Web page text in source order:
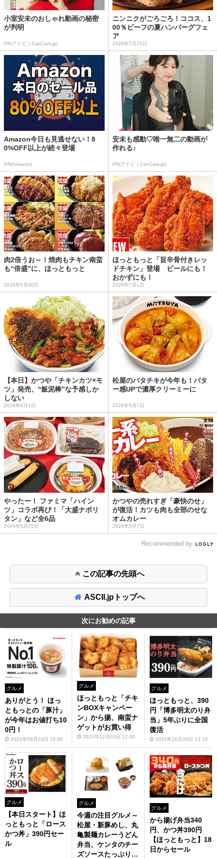
小室安未のおしゃれ動画の秘密
が判明
PR(アドビ｜CanCam.jp)
ニンニクがごろごろ！ココス、1
00％ビーフの夏ハンバーグフェ
ア
2026年7月25日
Amazon今日も見逃せない！8
0%OFF以上が続々登場
PR(Amazon)
安未も感動♡唯一無二の動画が
作れる♪
PR(アドビ｜CanCam.jp)
肉2倍うお～！焼肉もチキン南蛮
も“倍盛”に、ほっともっと
2026年5月30日
ほっともっと「旨辛骨付きレッ
ドチキン」登場 ビールにも！
おかずにも！
2026年7月1日
【本日】かつや「チキンカツ×モ
ツ」発売、“飯泥棒”な予感しか
しない
2026年6月1日
松屋のバタチキが今年も！バタ
ー感UPで濃厚クリーミーに
2026年5月7日
やったー！ ファミマ「ハイン
ツ」コラボ再び！「大盛ナポリ
タン」など全6品
2026年5月25日
かつやの売れすぎ「豪快のせ」
が復活！カツも肉も全部のせな
オムカレー
2026年5月7日
Recommended by
この記事の先頭へ
ASCII.jpトップへ
次にお勧めの記事
グルメ
ありがとう！ ほっ
ともっとの「豚汁」
が今年はお値打ち10
0円！
2021年09月23日 16:00
グルメ
ほっともっと「チキ
ンBOXキャンペー
ン」から揚、南蛮ナ
ゲットがお買い得
2021年12月01日 12:00
グルメ
ほっともっと、390
円「博多明太のり弁
当」5年ぶりに全国
復活
2021年10月20日 12:15
グルメ
【本日スタート】ほ
っともっと「ロース
かつ丼」390円セー
ル
グルメ
今週の注目グルメ～
松屋・新豚めし、丸
亀製麺カレーうどん
弁当、ケンタのチー
ズソースたっぷりサ
グルメ
から揚げ弁当340
円、かつ丼390円
【ほっともっと】18
日からセール